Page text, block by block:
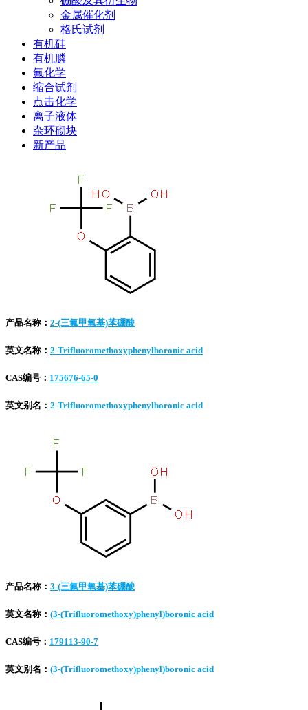
金属催化剂
格氏试剂
有机硅
有机膦
氟化学
缩合试剂
点击化学
离子液体
杂环砌块
新产品
产品名称： 2-(三氟甲氧基)苯硼酸
英文名称： 2-Trifluoromethoxyphenylboronic acid
CAS编号： 175676-65-0
英文别名： 2-Trifluoromethoxyphenylboronic acid
产品名称： 3-(三氟甲氧基)苯硼酸
英文名称： (3-(Trifluoromethoxy)phenyl)boronic acid
CAS编号： 179113-90-7
英文别名： (3-(Trifluoromethoxy)phenyl)boronic acid